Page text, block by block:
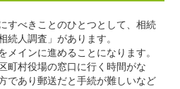
すべきことのひとつとして、相続
続人調査」があります。
メインに進めることになります。
町村役場の窓口に行く時間がな
であり郵送だと手続が難しいなど